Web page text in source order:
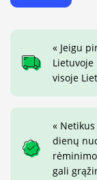
« Jeigu
visoje
«
dienų
gali